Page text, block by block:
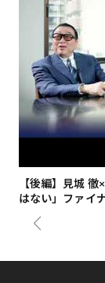
【後編】見城
はない」ファイ